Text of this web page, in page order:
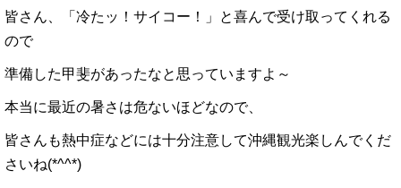
皆さん、「冷たッ！サイコー！」と喜んで受け取ってくれる
ので
準備した甲斐があったなと思っていますよ～
本当に最近の暑さは危ないほどなので、
皆さんも熱中症などには十分注意して沖縄観光楽しんでくだ
さいね(*^^*)